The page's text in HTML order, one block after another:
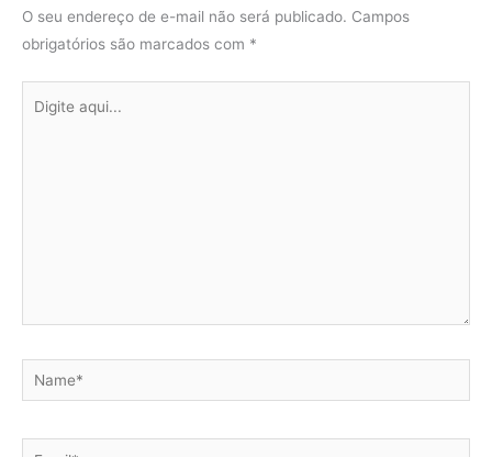
O seu endereço de e-mail não será publicado. Campos
obrigatórios são marcados com *
aqui...
Name*
Email*